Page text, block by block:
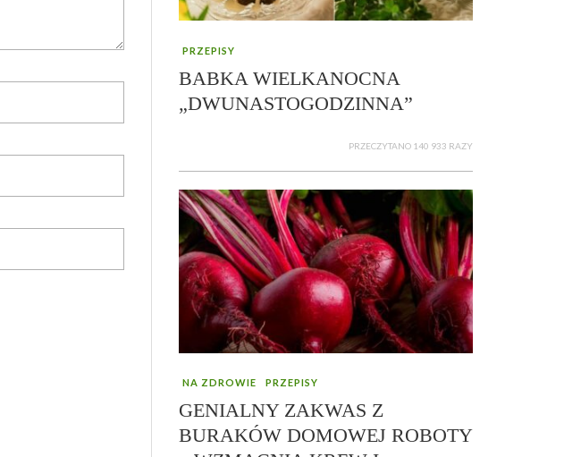
PRZEPISY
BABKA WIELKANOCNA
„DWUNASTOGODZINNA”
PRZECZYTANO 140 933 RAZY
NA ZDROWIE PRZEPISY
GENIALNY ZAKWAS Z
BURAKÓW DOMOWEJ ROBOTY